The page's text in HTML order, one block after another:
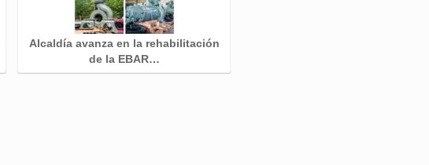
Alcaldía avanza en la rehabilitación
de la EBAR…